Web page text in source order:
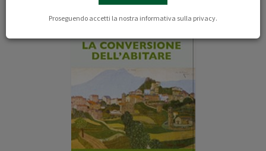
Proseguendo accetti la nostra informativa sulla privacy.